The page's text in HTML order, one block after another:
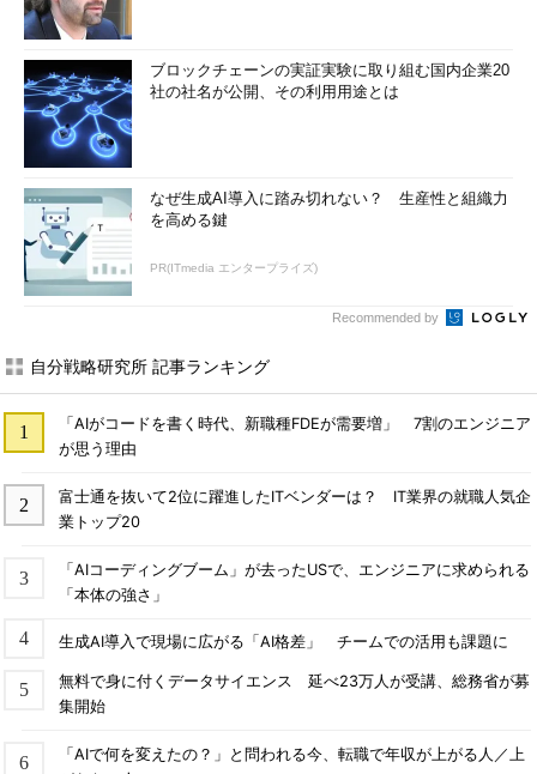
ブロックチェーンの実証実験に取り組む国内企業20
社の社名が公開、その利用用途とは
なぜ生成AI導入に踏み切れない？ 生産性と組織力
を高める鍵
PR(ITmedia エンタープライズ)
Recommended by
自分戦略研究所 記事ランキング
「AIがコードを書く時代、新職種FDEが需要増」 7割のエンジニア
が思う理由
富士通を抜いて2位に躍進したITベンダーは？ IT業界の就職人気企
業トップ20
「AIコーディングブーム」が去ったUSで、エンジニアに求められる
「本体の強さ」
生成AI導入で現場に広がる「AI格差」 チームでの活用も課題に
無料で身に付くデータサイエンス 延べ23万人が受講、総務省が募
集開始
「AIで何を変えたの？」と問われる今、転職で年収が上がる人／上